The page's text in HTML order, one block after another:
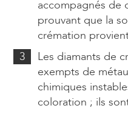
accompagnés de
prouvant que la
crémation
Les diamants de
exempts de
chimiques
coloration ; ils
3